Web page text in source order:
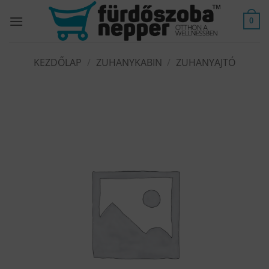
0
KEZDŐLAP ZUHANYKABIN ZUHANYAJTÓ